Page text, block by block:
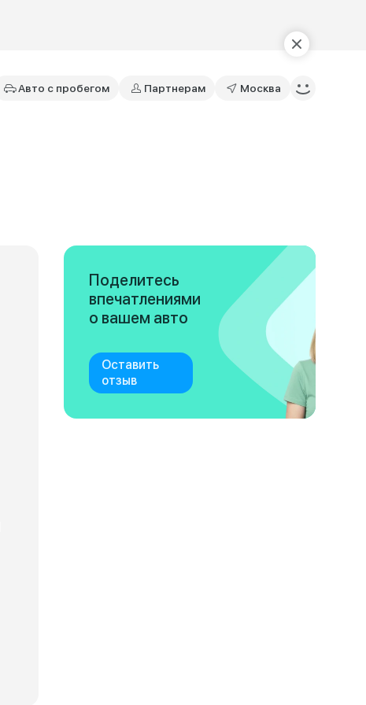
Авто с пробегом Партнерам Москва
Поделитесь
впечатлениями
о вашем авто
Оставить
отзыв